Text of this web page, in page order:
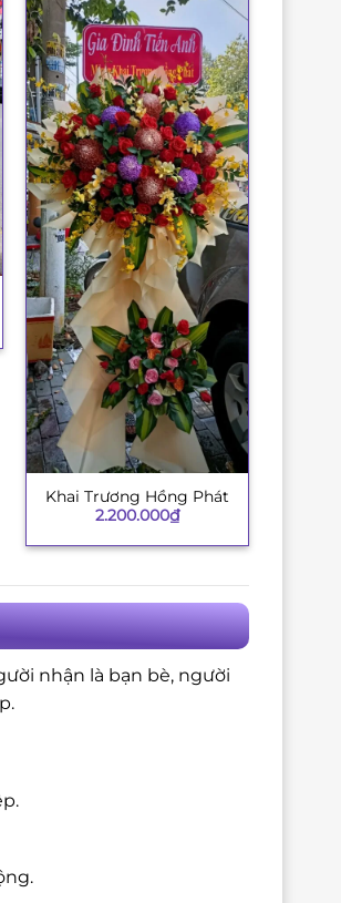
+
Khai Trương Hồng Phát
2.200.000₫
nhận là bạn bè, người